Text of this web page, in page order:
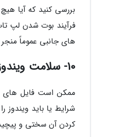
فرآیند بوت شدن لپ
های جانبی عموماً
10- سلامت ویندوز را بررسی کنید
ممکن است فایل های
شرایط یا باید
کردن آن سختی و